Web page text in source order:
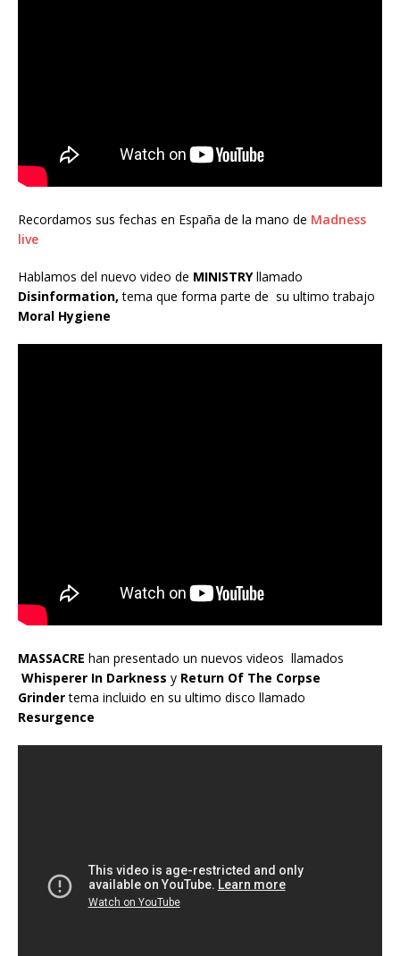
Recordamos sus fechas en España de la mano de Madness
live
Hablamos del nuevo video de MINISTRYllamado
Disinformation,tema que forma parte de su ultimo trabajo
Moral Hygiene
MASSACRE han presentado un nuevos videos llamados
Whisperer In Darkness y Return Of The Corpse
Grinder tema incluido en su ultimo disco llamado
Resurgence